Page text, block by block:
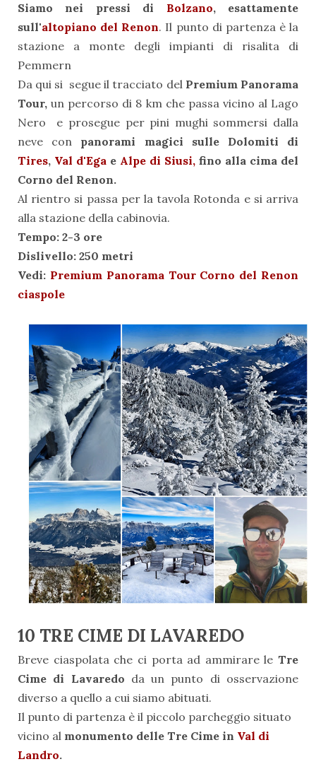
Siamo nei pressi di Bolzano, esattamente
sull'altopiano del Renon. Il punto di partenza è la
stazione a monte degli impianti di risalita di
Pemmern
Da qui si segue il tracciato del Premium Panorama
Tour, un percorso di 8 km che passa vicino al Lago
Nero e prosegue per pini mughi sommersi dalla
neve con panorami magici sulle Dolomiti di
Tires, Val d'Ega e Alpe di Siusi, fino alla cima del
Corno del Renon.
Al rientro si passa per la tavola Rotonda e si arriva
alla stazione della cabinovia.
Tempo: 2-3 ore
Dislivello: 250 metri
Vedi: Premium Panorama Tour Corno del Renon
ciaspole
10 TRE CIME DI LAVAREDO
Breve ciaspolata che ci porta ad ammirare le Tre
Cime di Lavaredo da un punto di osservazione
diverso a quello a cui siamo abituati.
Il punto di partenza è il piccolo parcheggio situato
vicino al monumento delle Tre Cime in Val di
Landro.